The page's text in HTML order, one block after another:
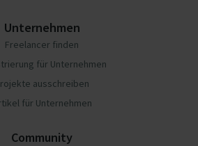
Unternehmen
Freelancer finden
für Unternehmen
ausschreiben
für Unternehmen
Community